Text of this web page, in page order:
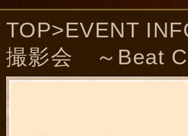
TOP>EVENT
撮影会 ～Beat